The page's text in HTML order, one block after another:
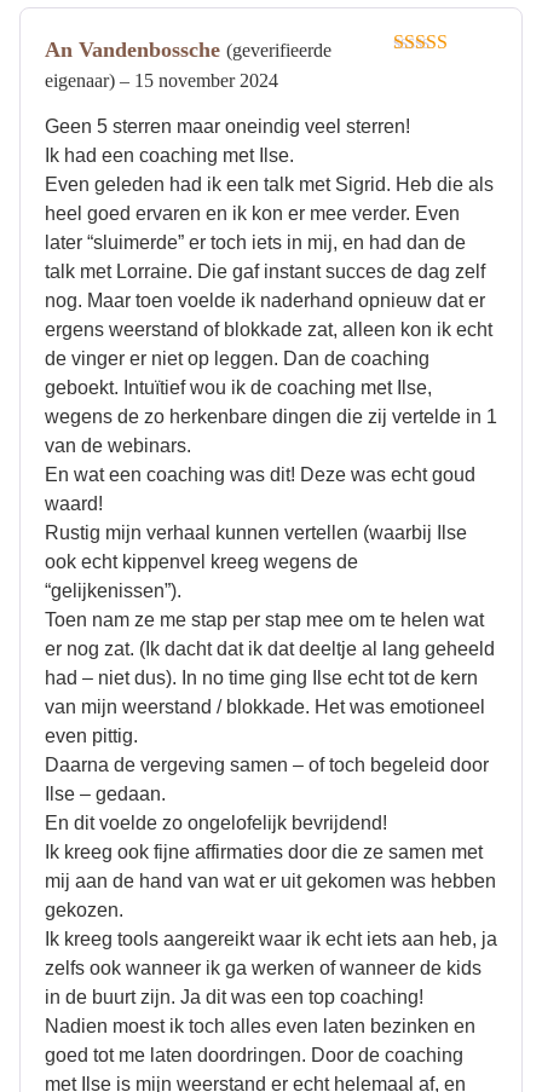
An Vandenbossche (geverifieerde
eigenaar) – 15 november 2024
Geen 5 sterren maar oneindig veel sterren!
Ik had een coaching met Ilse.
Even geleden had ik een talk met Sigrid. Heb die als
heel goed ervaren en ik kon er mee verder. Even
later “sluimerde” er toch iets in mij, en had dan de
talk met Lorraine. Die gaf instant succes de dag zelf
nog. Maar toen voelde ik naderhand opnieuw dat er
ergens weerstand of blokkade zat, alleen kon ik echt
de vinger er niet op leggen. Dan de coaching
geboekt. Intuïtief wou ik de coaching met Ilse,
wegens de zo herkenbare dingen die zij vertelde in 1
van de webinars.
En wat een coaching was dit! Deze was echt goud
waard!
Rustig mijn verhaal kunnen vertellen (waarbij Ilse
ook echt kippenvel kreeg wegens de
“gelijkenissen”).
Toen nam ze me stap per stap mee om te helen wat
er nog zat. (Ik dacht dat ik dat deeltje al lang geheeld
had – niet dus). In no time ging Ilse echt tot de kern
van mijn weerstand / blokkade. Het was emotioneel
even pittig.
Daarna de vergeving samen – of toch begeleid door
Ilse – gedaan.
En dit voelde zo ongelofelijk bevrijdend!
Ik kreeg ook fijne affirmaties door die ze samen met
mij aan de hand van wat er uit gekomen was hebben
gekozen.
Ik kreeg tools aangereikt waar ik echt iets aan heb, ja
zelfs ook wanneer ik ga werken of wanneer de kids
in de buurt zijn. Ja dit was een top coaching!
Nadien moest ik toch alles even laten bezinken en
goed tot me laten doordringen. Door de coaching
met Ilse is mijn weerstand er echt helemaal af, en